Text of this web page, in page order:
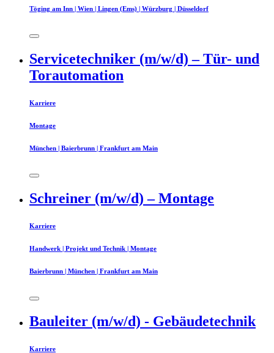
Töging am Inn | Wien | Lingen (Ems) | Würzburg | Düsseldorf
Servicetechniker (m/w/d) – Tür- und
Torautomation
Karriere
Montage
München | Baierbrunn | Frankfurt am Main
Schreiner (m/w/d) – Montage
Karriere
Handwerk | Projekt und Technik | Montage
Baierbrunn | München | Frankfurt am Main
Bauleiter (m/w/d) - Gebäudetechnik
Karriere